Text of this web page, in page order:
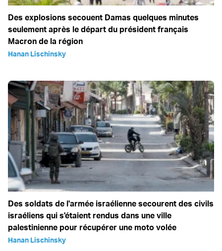
Des explosions secouent Damas quelques minutes
seulement après le départ du président français
Macron de la région
Hanan Lischinsky
Des soldats de l'armée israélienne secourent des civils
israéliens qui s'étaient rendus dans une ville
palestinienne pour récupérer une moto volée
Hanan Lischinsky